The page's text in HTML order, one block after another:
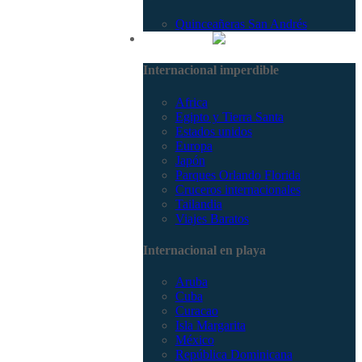
Quinceañeras San Andrés
Internacional imperdible
Africa
Egipto y Tierra Santa
Estados unidos
Europa
Japón
Parques Orlando Florida
Cruceros internacionales
Tailandia
Viajes Baratos
Internacional en playa
Aruba
Cuba
Curacao
Isla Margarita
México
República Dominicana